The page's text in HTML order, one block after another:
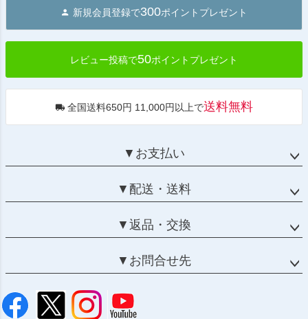
へ
新規会員登録で300ポイントプレゼント
レビュー投稿で50ポイントプレゼント
全国送料650円 11,000円以上で送料無料
▼お支払い
▼配送・送料
▼返品・交換
▼お問合せ先